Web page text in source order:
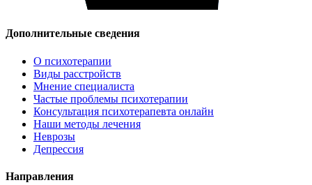
Дополнительные сведения
О психотерапии
Виды расстройств
Мнение специалиста
Частые проблемы психотерапии
Консультация психотерапевта онлайн
Наши методы лечения
Неврозы
Депрессия
Направления